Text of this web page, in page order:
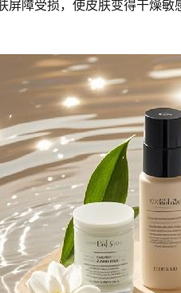
屏障受损，使皮肤变得干燥